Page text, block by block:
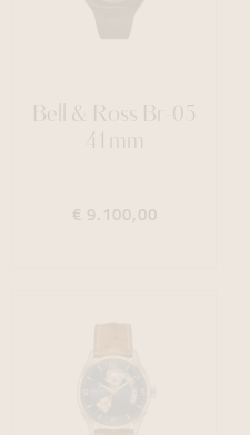
Bell & Ross Br-05
41mm
€ 9.100,00